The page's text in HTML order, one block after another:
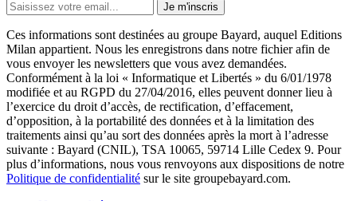
Je m'inscris
Ces informations sont destinées au groupe Bayard, auquel Editions
Milan appartient. Nous les enregistrons dans notre fichier afin de
vous envoyer les newsletters que vous avez demandées.
Conformément à la loi « Informatique et Libertés » du 6/01/1978
modifiée et au RGPD du 27/04/2016, elles peuvent donner lieu à
l’exercice du droit d’accès, de rectification, d’effacement,
d’opposition, à la portabilité des données et à la limitation des
traitements ainsi qu’au sort des données après la mort à l’adresse
suivante : Bayard (CNIL), TSA 10065, 59714 Lille Cedex 9. Pour
plus d’informations, nous vous renvoyons aux dispositions de notre
Politique de confidentialité sur le site groupebayard.com.